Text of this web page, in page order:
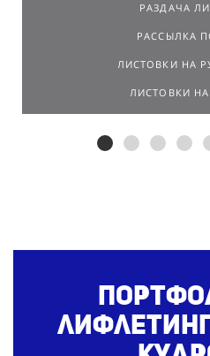
РАЗДАЧА
РАССЫЛКА
ЛИСТОВКИ НА
ЛИСТОВКИ